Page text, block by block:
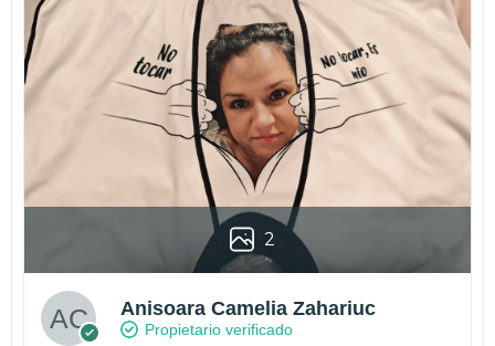
2
Anisoara Camelia Zahariuc
Propietario verificado